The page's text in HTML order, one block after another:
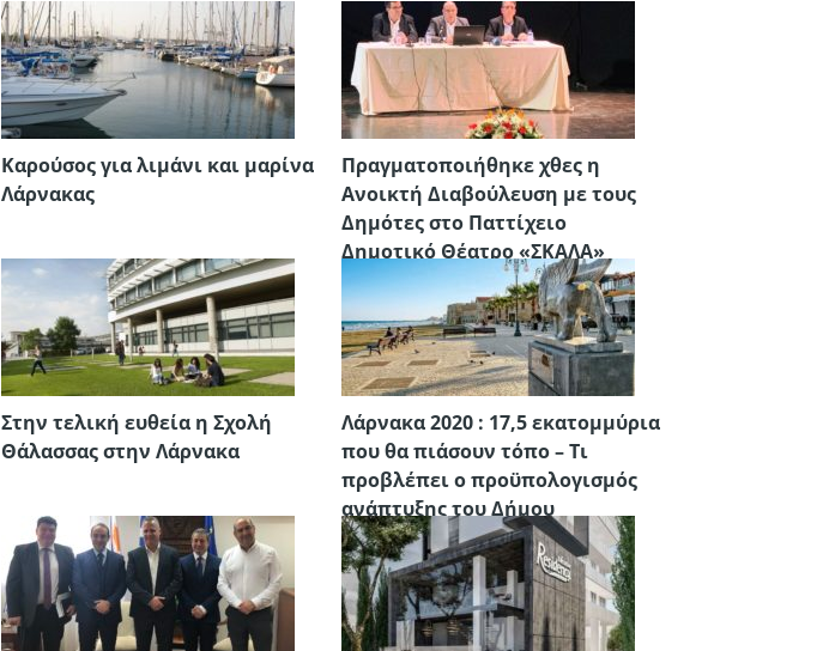
Καρούσος για λιμάνι και μαρίνα
Λάρνακας
Πραγματοποιήθηκε χθες η
Ανοικτή Διαβούλευση με τους
Δημότες στο Παττίχειο
Δημοτικό Θέατρο «ΣΚΑΛΑ»
Στην τελική ευθεία η Σχολή
Θάλασσας στην Λάρνακα
Λάρνακα 2020 : 17,5 εκατομμύρια
που θα πιάσουν τόπο – Τι
προβλέπει ο προϋπολογισμός
ανάπτυξης του Δήμου